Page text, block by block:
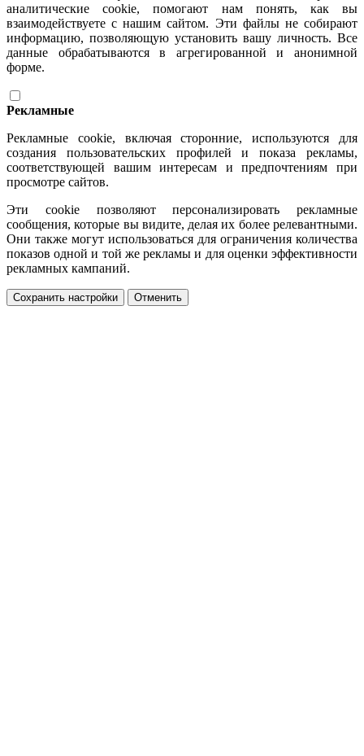
аналитические cookie, помогают нам понять, как вы
взаимодействуете с нашим сайтом. Эти файлы не собирают
информацию, позволяющую установить вашу личность. Все
данные обрабатываются в агрегированной и анонимной
форме.
Рекламные
Рекламные cookie, включая сторонние, используются для
создания пользовательских профилей и показа рекламы,
соответствующей вашим интересам и предпочтениям при
просмотре сайтов.
Эти cookie позволяют персонализировать рекламные
сообщения, которые вы видите, делая их более релевантными.
Они также могут использоваться для ограничения количества
показов одной и той же рекламы и для оценки эффективности
рекламных кампаний.
Сохранить настройки Отменить